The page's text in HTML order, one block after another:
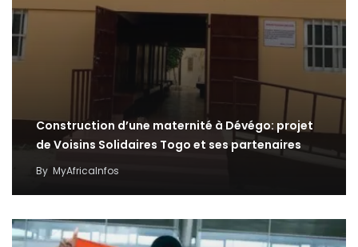
Construction d’une maternité à Dévégo: projet
de Voisins Solidaires Togo et ses partenaires
By MyAfricaInfos